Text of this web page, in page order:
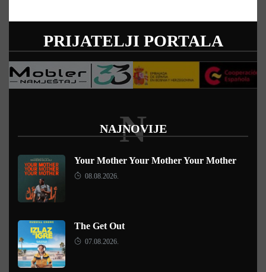
PRIJATELJI PORTALA
NAJNOVIJE
N
Your Mother Your Mother Your Mother
08.08.2026.
The Get Out
07.08.2026.